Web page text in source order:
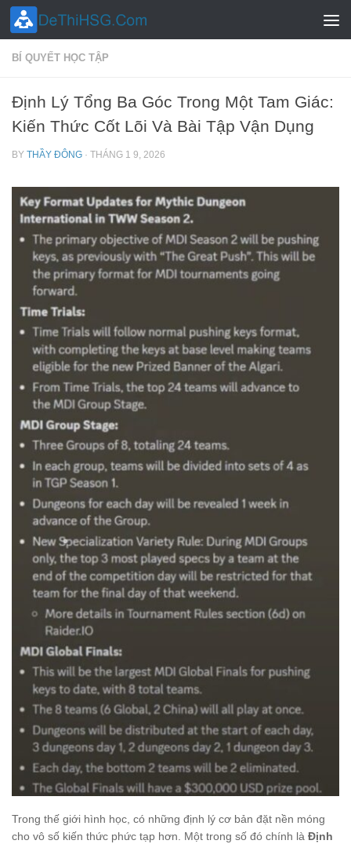
Skip to content
BÍ QUYẾT HỌC TẬP
Định Lý Tổng Ba Góc Trong Một Tam Giác:
Kiến Thức Cốt Lõi Và Bài Tập Vận Dụng
BY THẦY ĐÔNG · THÁNG 1 9, 2026
Trong thế giới hình học, có những định lý cơ bản đặt nền móng
cho vô số kiến thức phức tạp hơn. Một trong số đó chính là Định